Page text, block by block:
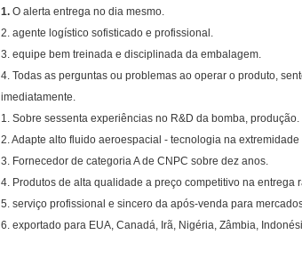
1. O alerta entrega no dia mesmo.
2. agente logístico sofisticado e profissional.
3. equipe bem treinada e disciplinada da embalagem.
4. Todas as perguntas ou problemas ao operar o produto,
imediatamente.
1. Sobre sessenta experiências no R&D da bomba, produção.
2. Adapte alto fluido aeroespacial - tecnologia na
3. Fornecedor de categoria A de CNPC sobre dez anos.
4. Produtos de alta qualidade a preço competitivo na entrega
5. serviço profissional e sincero da após-venda para
6. exportado para EUA, Canadá, Irã, Nigéria, Zâmbia,